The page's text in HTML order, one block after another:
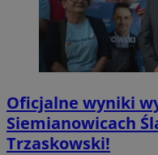
Oficjalne wyniki
Siemianowicach
Trzaskowski!